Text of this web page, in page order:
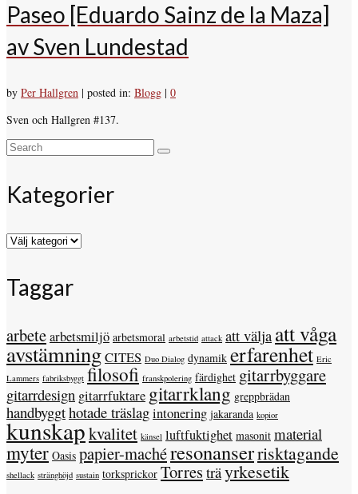
Paseo [Eduardo Sainz de la Maza]
av Sven Lundestad
by Per Hallgren | posted in: Blogg | 0
Sven och Hallgren #137.
Search
Kategorier
Kategorier
Taggar
arbetearbetsmiljö arbetsmoral arbetstid attack att välja att våga
avstämningCITES Duo Dialog dynamik erfarenhet Eric
Lammers fabriksbyggt filosofi franskpolering färdighet gitarrbyggare
gitarrdesign gitarrfuktare gitarrklang greppbrädan
handbyggthotade träslagintonering jakaranda kopior
kunskapkvalitet känsel luftfuktighet masonit material
myter Oasis papier-machéresonanserrisktagande
shellack stränghöjd sustain torksprickor Torres träyrkesetik